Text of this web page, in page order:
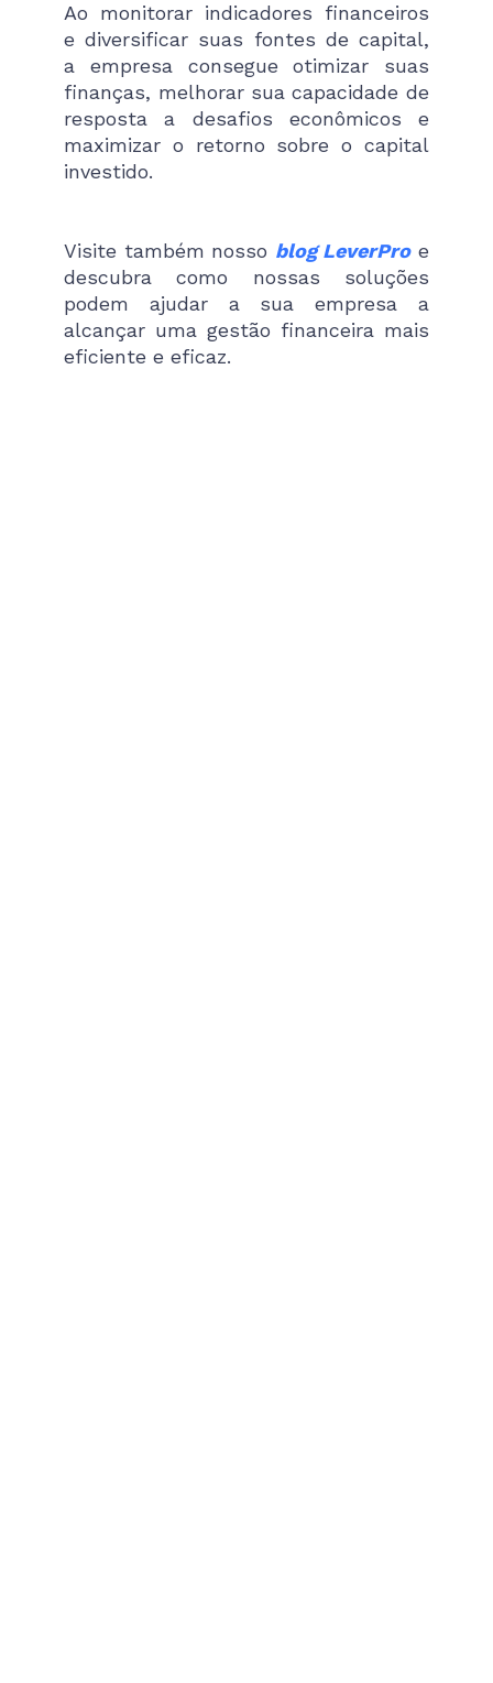
Ao monitorar indicadores financeiros
e diversificar suas fontes de capital,
a empresa consegue otimizar suas
finanças, melhorar sua capacidade de
resposta a desafios econômicos e
maximizar o retorno sobre o capital
investido.
Visite também nosso blog LeverProe
descubra como nossas soluções
podem ajudar a sua empresa a
alcançar uma gestão financeira mais
eficiente e eficaz.